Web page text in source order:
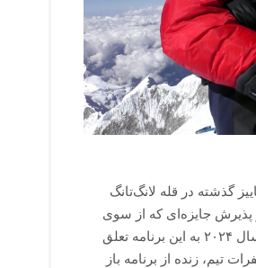
گذشته در قله لانگ‌تانگ
پذیرش جایزه‌‌ای که از سوی
فدراسیون کوه‌نوردی کشور چک به عنوان صعود برتر سال ۲۰۲۴ به این برنامه تعلق
تیم، زنده از برنامه باز